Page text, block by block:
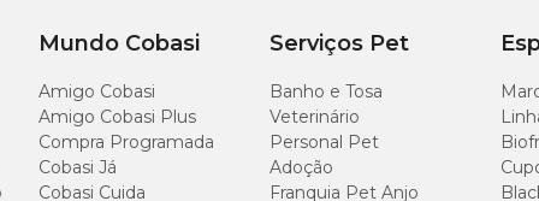
ser usada nas seguintes situações:
Mundo Cobasi
Amigo Cobasi
Amigo Cobasi Plus
Compra Programada
Cobasi Já
Cobasi Cuida
Serviços Pet
Banho e Tosa
Veterinário
Personal Pet
Adoção
Franquia Pet Anjo